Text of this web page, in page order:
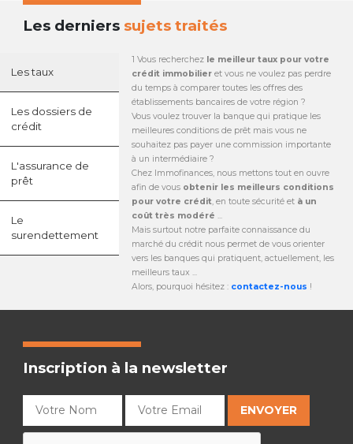
Les derniers sujets traités
Les taux
Les dossiers de
crédit
L'assurance de
prêt
Le
surendettement
1 Vous recherchez le meilleur taux pour votre
crédit immobilieret vous ne voulez pas perdre
du temps à comparer toutes les offres des
établissements bancaires de votre région ?
Vous voulez trouver la banque qui pratique les
meilleures conditions de prêt mais vous ne
souhaitez pas payer une commission importante
à un intermédiaire ?
Chez Immofinances, nous mettons tout en ouvre
afin de vous obtenir les meilleurs conditions
pour votre crédit, en toute sécurité et à un
coût très modéré ...
Mais surtout notre parfaite connaissance du
marché du crédit nous permet de vous orienter
vers les banques qui pratiquent, actuellement, les
meilleurs taux ...
Alors, pourquoi hésitez : contactez-nous !
Inscription à la newsletter